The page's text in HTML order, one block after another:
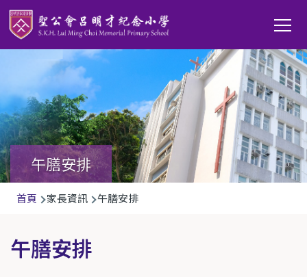
移至主內容
Main
午膳安排
導
連
結
首頁 家長資訊 午膳安排
午膳安排